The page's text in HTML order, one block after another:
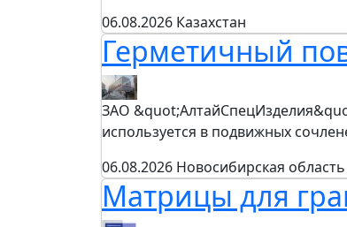
06.08.2026 Казахстан
Герметичный
ЗАО
используется в подвижных
06.08.2026 Новосибирская область
Матрицы для